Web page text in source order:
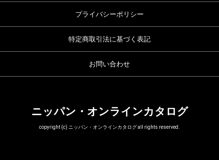
プライバシーポリシー
特定商取引法に基づく表記
お問い合わせ
ニッパン・オンラインカタログ
copyright (c) ニッパン・オンラインカタログ all rights reserved.